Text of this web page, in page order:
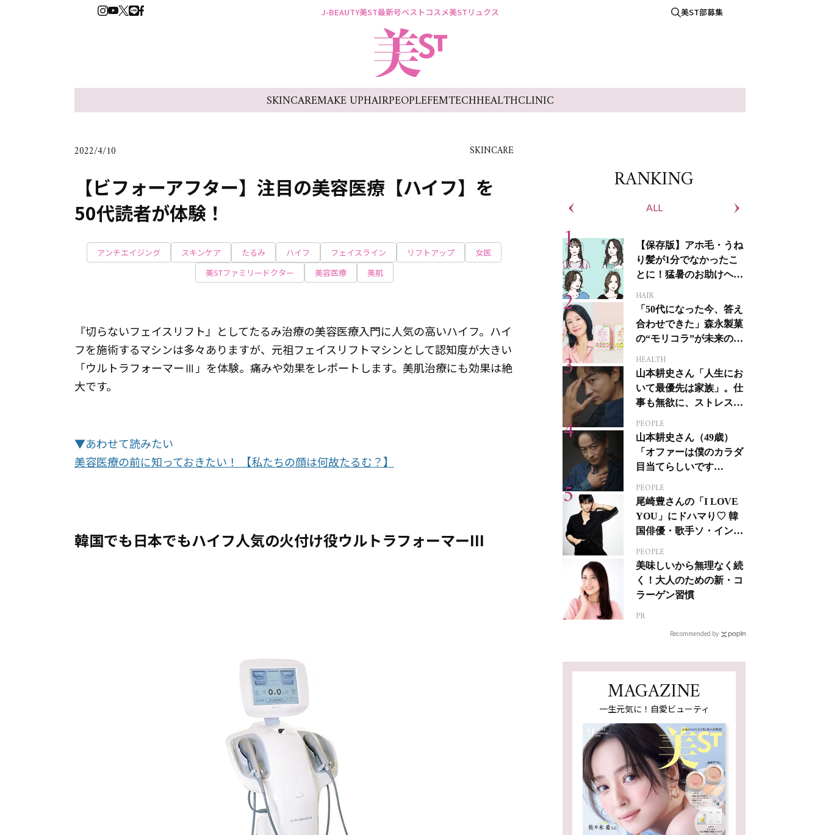
J-BEAUTY美ST最新号ベストコスメ美STリュクス 美ST部募集
SKINCAREMAKE UPHAIRPEOPLEFEMTECHHEALTHCLINIC
2022/4/10 SKINCARE
【ビフォーアフター】注目の美容医療【ハイフ】を
50代読者が体験！
アンチエイジング スキンケア たるみ ハイフ フェイスライン リフトアップ
女医
美STファミリードクター
美容医療 美肌
『切らないフェイスリフト』としてたるみ治療の美容医療入門に人気の高いハイフ。ハイ
フを施術するマシンは多々ありますが、元祖フェイスリフトマシンとして認知度が大きい
「ウルトラフォーマーⅢ」を体験。痛みや効果をレポートします。美肌治療にも効果は絶
大です。
▼あわせて読みたい
美容医療の前に知っておきたい！ 【私たちの顔は何故たるむ？】
韓国でも日本でもハイフ人気の火付け役ウルトラフォーマーIII
RANKING
ALL
【保存版】アホ毛・うね
り髪が1分でなかったこ
とに！猛暑のお助けヘア
HAIR
「50代になった今、答え
合わせできた」森永製菓
の“モリコラ”が未来のキ
HEALTH
山本耕史さん「人生にお
いて最優先は家族」。仕
事も無欲に、ストレスを
PEOPLE
山本耕史さん（49歳）
「オファーは僕のカラダ
目当てらしいです
ジカルへの挑戦
PEOPLE
尾崎豊さんの「I LOVE
YOU」にドハマり♡ 韓
国俳優・歌手ソ・イング
人生って？
PEOPLE
美味しいから無理なく続
く！大人のための新・コ
ラーゲン習慣
PR
Recommended by
MAGAZINE
一生元気に！自愛ビューティ